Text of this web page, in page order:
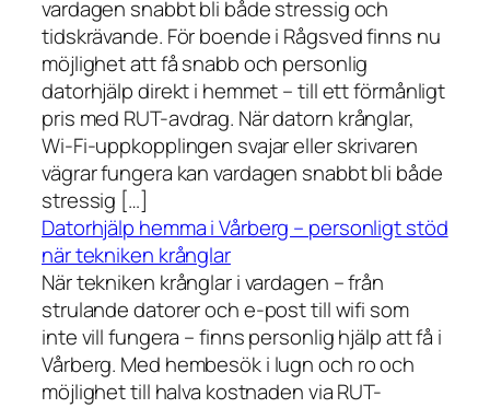
vardagen snabbt bli både stressig och
tidskrävande. För boende i Rågsved finns nu
möjlighet att få snabb och personlig
datorhjälp direkt i hemmet – till ett förmånligt
pris med RUT-avdrag. När datorn krånglar,
Wi-Fi-uppkopplingen svajar eller skrivaren
vägrar fungera kan vardagen snabbt bli både
stressig […]
Datorhjälp hemma i Vårberg – personligt stöd
när tekniken krånglar
När tekniken krånglar i vardagen – från
strulande datorer och e-post till wifi som
inte vill fungera – finns personlig hjälp att få i
Vårberg. Med hembesök i lugn och ro och
möjlighet till halva kostnaden via RUT-